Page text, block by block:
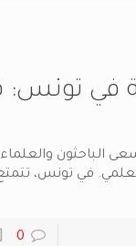
في
الباحثون
في تونس،
0